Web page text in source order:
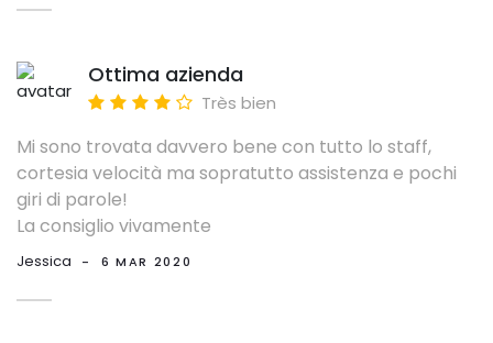
Ottima azienda
Très bien
Mi sono trovata davvero bene con tutto lo staff,
cortesia velocità ma sopratutto assistenza e pochi
giri di parole!
La consiglio vivamente
Jessica - 6 MAR 2020